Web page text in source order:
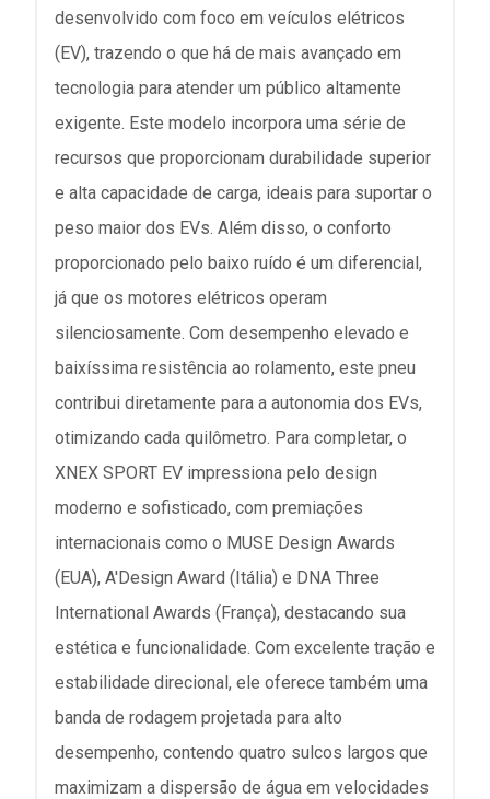
desenvolvido com foco em veículos elétricos
(EV), trazendo o que há de mais avançado em
tecnologia para atender um público altamente
exigente. Este modelo incorpora uma série de
recursos que proporcionam durabilidade superior
e alta capacidade de carga, ideais para suportar o
peso maior dos EVs. Além disso, o conforto
proporcionado pelo baixo ruído é um diferencial,
já que os motores elétricos operam
silenciosamente. Com desempenho elevado e
baixíssima resistência ao rolamento, este pneu
contribui diretamente para a autonomia dos EVs,
otimizando cada quilômetro. Para completar, o
XNEX SPORT EV impressiona pelo design
moderno e sofisticado, com premiações
internacionais como o MUSE Design Awards
(EUA), A'Design Award (Itália) e DNA Three
International Awards (França), destacando sua
estética e funcionalidade. Com excelente tração e
estabilidade direcional, ele oferece também uma
banda de rodagem projetada para alto
desempenho, contendo quatro sulcos largos que
maximizam a dispersão de água em velocidades